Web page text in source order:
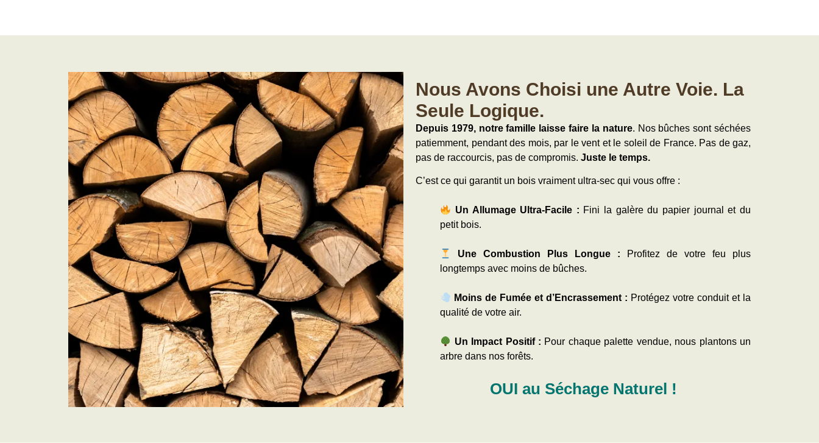
Nous Avons Choisi une Autre Voie. La
Seule Logique.
Depuis 1979, notre famille laisse faire la nature. Nos bûches sont séchées
patiemment, pendant des mois, par le vent et le soleil de France. Pas de gaz,
pas de raccourcis, pas de compromis. Juste le temps.
C’est ce qui garantit un bois vraiment ultra-sec qui vous offre :
Un Allumage Ultra-Facile : Fini la galère du papier journal et du
petit bois.
Une Combustion Plus Longue : Profitez de votre feu plus
longtemps avec moins de bûches.
Moins de Fumée et d’Encrassement : Protégez votre conduit et la
qualité de votre air.
Un Impact Positif : Pour chaque palette vendue, nous plantons un
arbre dans nos forêts.
OUI au Séchage Naturel !